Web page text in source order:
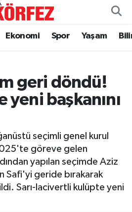
Ekonomi Spor Yaşam
geri döndü!
yeni başkanını
seçimli genel kurul
göreve gelen
yapılan seçimde Aziz
Safi'yi geride bırakarak
Sarı-lacivertli kulüpte yeni
ve Fikstür